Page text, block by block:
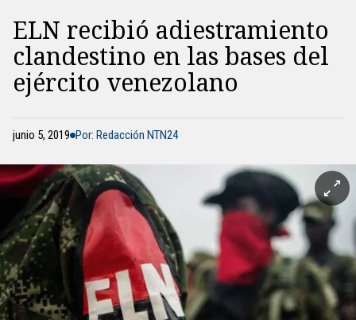
ELN recibió adiestramiento
clandestino en las bases del
ejército venezolano
junio 5, 2019 Por: Redacción NTN24